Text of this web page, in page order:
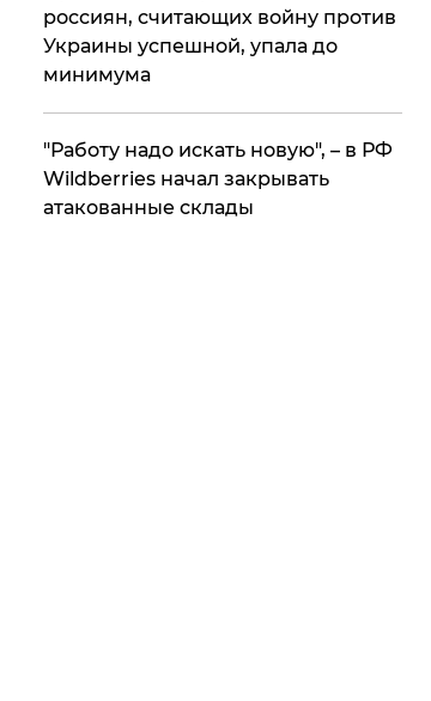
россиян, считающих войну против
Украины успешной, упала до
минимума
"Работу надо искать новую", – в РФ
Wildberries начал закрывать
атакованные склады